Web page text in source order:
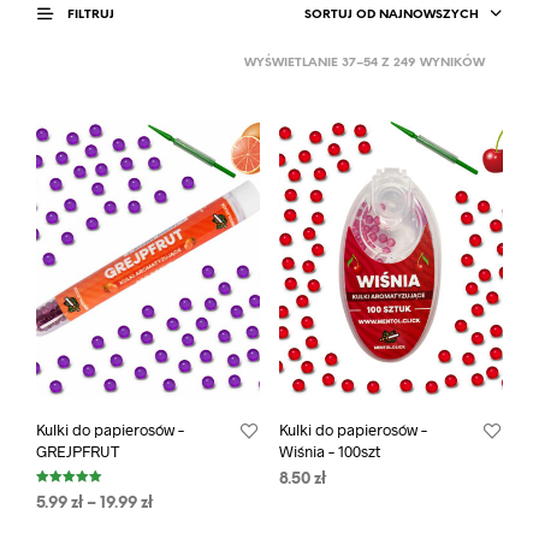
FILTRUJ SORTUJ OD NAJNOWSZYCH
WYŚWIETLANIE 37–54 Z 249 WYNIKÓW
Kulki do papierosów –
GREJPFRUT
Oceniono
5.00
5.99 zł– 19.99 zł
Kulki do papierosów –
Wiśnia – 100szt
8.50 zł